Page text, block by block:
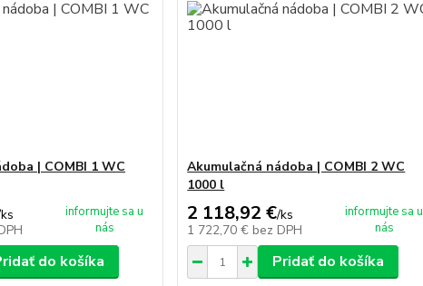
| COMBI 1 WC
ks
informujte sa u
nás
do košíka
Akumulačná nádoba | COMBI 2 WC
1000 l
2 118,92 €/ks
1 722,70 € bez DPH
informujte sa u
nás
Pridať do košíka